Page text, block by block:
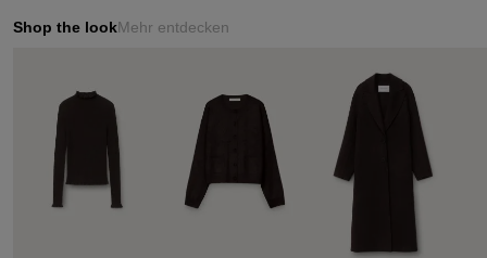
Shop the lookMehr entdecken